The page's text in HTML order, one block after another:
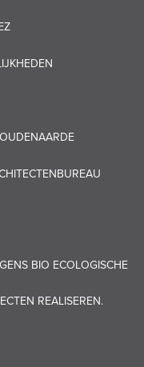
BIO ECOLOGISCHE
REALISEREN.